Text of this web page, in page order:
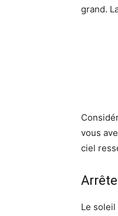
grand.
vous
ciel
Le